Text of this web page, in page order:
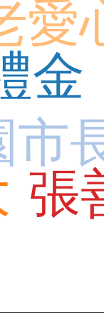
金
市
愛
張